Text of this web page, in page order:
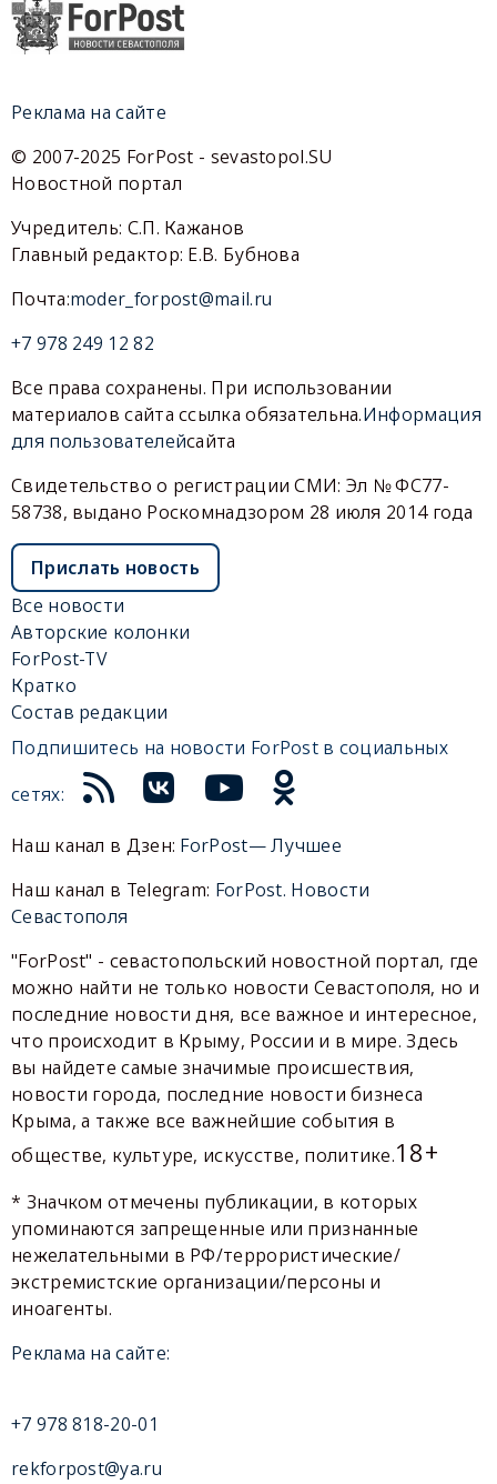
Реклама на сайте
© 2007-2025 ForPost - sevastopol.SU
Новостной портал
Учредитель: С.П. Кажанов
Главный редактор: Е.В. Бубнова
Почта:moder_forpost@mail.ru
+7 978 249 12 82
Все права сохранены. При использовании
материалов сайта ссылка обязательна.Информация
для пользователейсайта
Свидетельство о регистрации СМИ: Эл № ФС77-
58738, выдано Роскомнадзором 28 июля 2014 года
Прислать новость
Все новости
Авторские колонки
ForPost-TV
Кратко
Состав редакции
Подпишитесь на новости ForPost в социальных
сетях:
Наш канал в Дзен: ForPost— Лучшее
Наш канал в Telegram: ForPost. Новости
Севастополя
"ForPost" - севастопольский новостной портал, где
можно найти не только новости Севастополя, но и
последние новости дня, все важное и интересное,
что происходит в Крыму, России и в мире. Здесь
вы найдете самые значимые происшествия,
новости города, последние новости бизнеса
Крыма, а также все важнейшие события в
обществе, культуре, искусстве, политике.18+
* Значком отмечены публикации, в которых
упоминаются запрещенные или признанные
нежелательными в РФ/террористические/
экстремистские организации/персоны и
иноагенты.
Реклама на сайте:
+7 978 818-20-01
rekforpost@ya.ru